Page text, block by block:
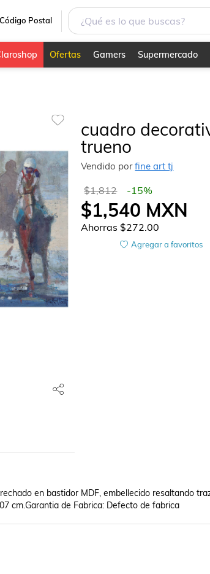
Postal
Ofertas Gamers Supermercado
cuadro
trueno
Vendido porfine art tj
$1,812 -15%
$1,540 MXN
Ahorras$272.00
Agregar a favoritos
en bastidor MDF, embellecido resaltando
cm.Garantia de Fabrica: Defecto de fabrica